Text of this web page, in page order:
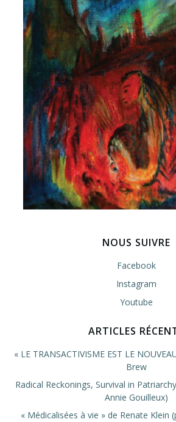
NOUS SUIVRE
Facebook
Instagram
Youtube
ARTICLES
« LE TRANSACTIVISME EST LE
Brew
Radical Reckonings, Survival in
Annie Gouilleux)
« Médicalisées à vie » de Renate Klein